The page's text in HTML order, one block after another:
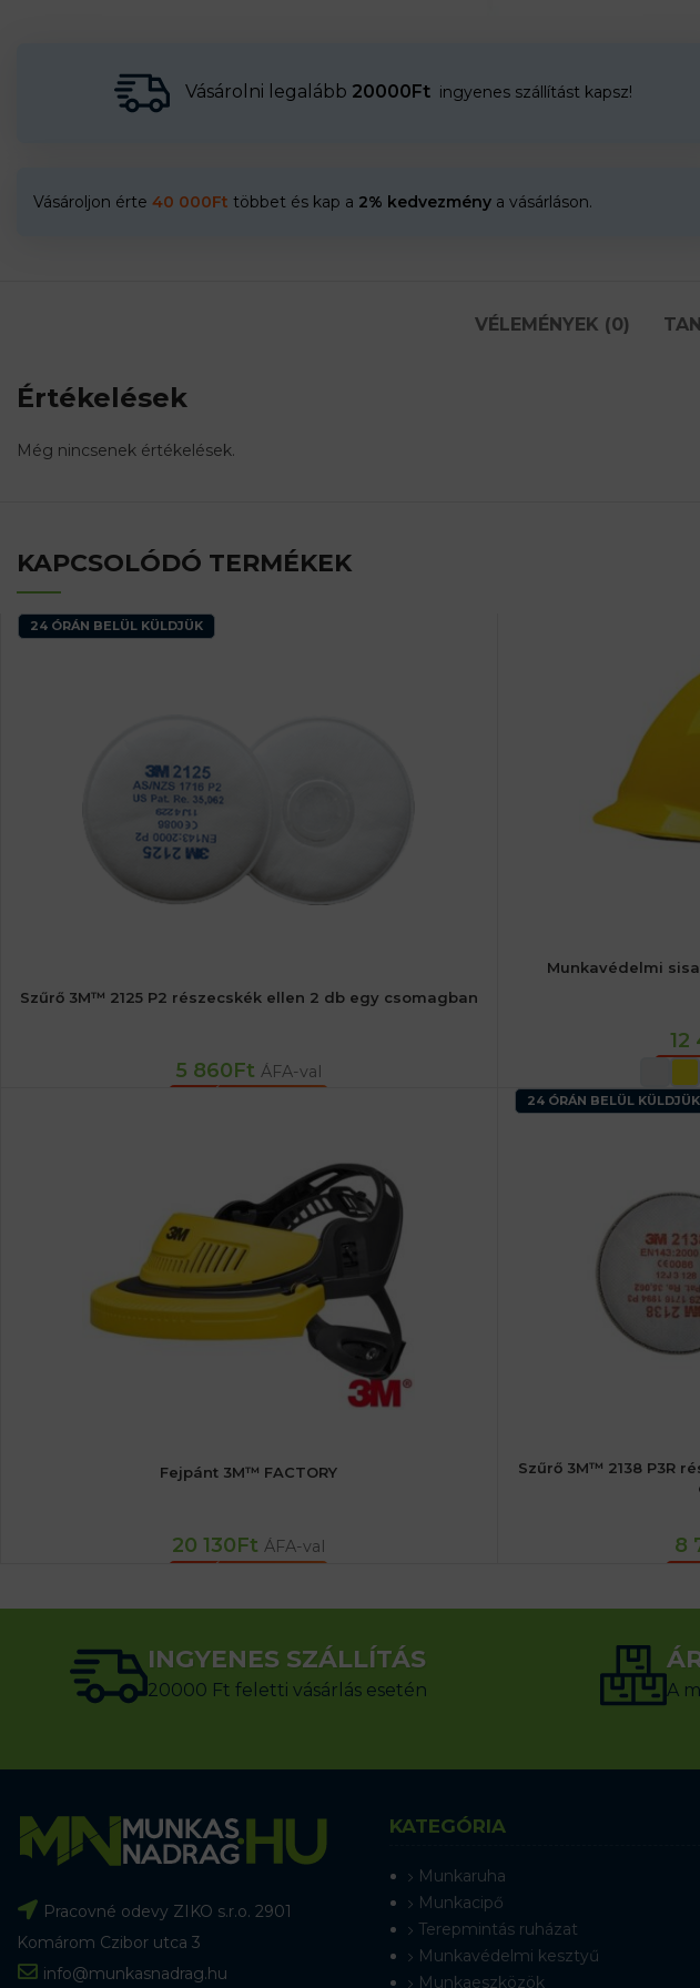
Vásárolni legalább 20000Ft ingyenes szállítást kapsz!
Vásároljon érte 40 000Ft többet és kap a 2% kedvezmény a vásárláson.
VÉLEMÉNYEK (0)
Értékelések
Még nincsenek értékelések.
KAPCSOLÓDÓ TERMÉKEK
24 ÓRÁN BELÜL KÜLDJÜK
Szűrő 3M™ 2125 P2 részecskék ellen 2 db egy csomagban
5 860Ft ÁFA-val
Munkavédelmi
12
Fejpánt 3M™ FACTORY
20 130Ft ÁFA-val
KOSÁRBA TESZEM
24 ÓRÁN BELÜL KÜLDJÜK
Szűrő 3M™ 2138 P3R
8
INGYENES SZÁLLÍTÁS
20000 Ft feletti vásárlás esetén A
Pracovné odevy ZIKO s.r.o. 2901
Komárom Czibor utca 3
info@munkasnadrag.hu
KATEGÓRIA
Munkaruha
Munkacipő
Terepmintás ruházat
Munkavédelmi kesztyű
Munkaeszközök